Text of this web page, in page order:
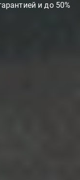
и до 50%